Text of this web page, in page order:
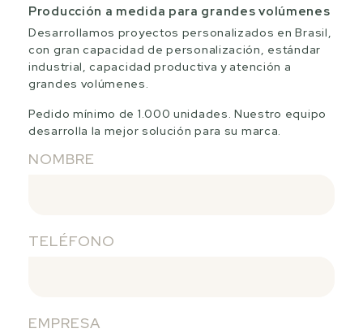
Producción a medida para grandes volúmenes
Desarrollamos proyectos personalizados en Brasil,
con gran capacidad de personalización, estándar
industrial, capacidad productiva y atención a
grandes volúmenes.
Pedido mínimo de 1.000 unidades. Nuestro equipo
desarrolla la mejor solución para su marca.
NOMBRE
TELÉFONO
EMPRESA